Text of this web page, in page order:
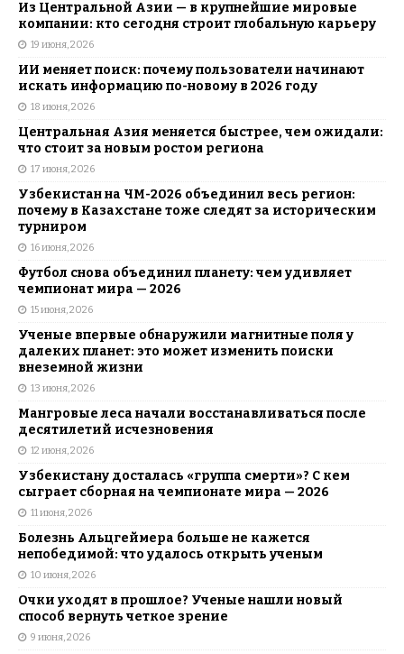
Из Центральной Азии — в крупнейшие мировые
компании: кто сегодня строит глобальную карьеру
19 июня, 2026
ИИ меняет поиск: почему пользователи начинают
искать информацию по-новому в 2026 году
18 июня, 2026
Центральная Азия меняется быстрее, чем ожидали:
что стоит за новым ростом региона
17 июня, 2026
Узбекистан на ЧМ-2026 объединил весь регион:
почему в Казахстане тоже следят за историческим
турниром
16 июня, 2026
Футбол снова объединил планету: чем удивляет
чемпионат мира — 2026
15 июня, 2026
Ученые впервые обнаружили магнитные поля у
далеких планет: это может изменить поиски
внеземной жизни
13 июня, 2026
Мангровые леса начали восстанавливаться после
десятилетий исчезновения
12 июня, 2026
Узбекистану досталась «группа смерти»? С кем
сыграет сборная на чемпионате мира — 2026
11 июня, 2026
Болезнь Альцгеймера больше не кажется
непобедимой: что удалось открыть ученым
10 июня, 2026
Очки уходят в прошлое? Ученые нашли новый
способ вернуть четкое зрение
9 июня, 2026